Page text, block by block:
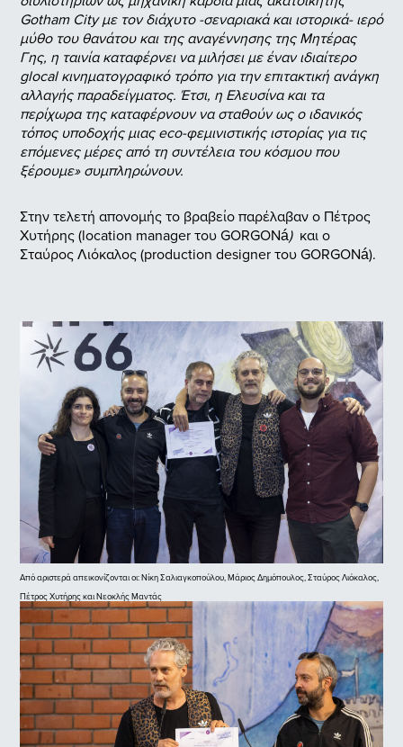
Gotham City με τον διάχυτο -σεναριακά και ιστορικά- ιερό
μύθο του θανάτου και της αναγέννησης της Μητέρας
Γης, η ταινία καταφέρνει να μιλήσει με έναν ιδιαίτερο
glocal κινηματογραφικό τρόπο για την επιτακτική ανάγκη
αλλαγής παραδείγματος. Έτσι, η Ελευσίνα και τα
περίχωρα της καταφέρνουν να σταθούν ως ο ιδανικός
τόπος υποδοχής μιας eco-φεμινιστικής ιστορίας για τις
επόμενες μέρες από τη συντέλεια του κόσμου που
ξέρουμε» συμπληρώνουν.
Στην τελετή απονομής το βραβείο παρέλαβαν ο Πέτρος
Χυτήρης (location manager του GORGONá) και ο
Σταύρος Λιόκαλος (production designer του GORGONá).
Από αριστερά απεικονίζονται οι: Νίκη Σαλιαγκοπούλου, Μάριος Δημόπουλος, Σταύρος Λιόκαλος,
Πέτρος Χυτήρης και Νεοκλής Μαντάς